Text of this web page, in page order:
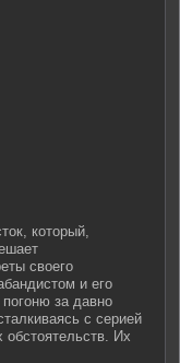
который,
своего
и его
за давно
с серией
Их